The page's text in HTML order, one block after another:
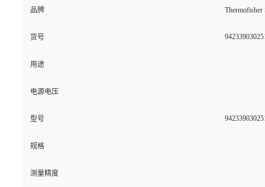
品牌
货号
用途
电源电压
型号
规格
测量精度